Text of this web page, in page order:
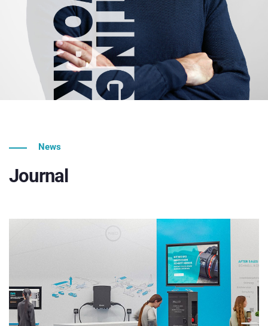
News
Journal